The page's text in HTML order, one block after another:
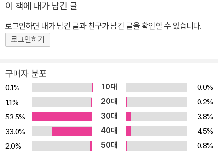
만만해집니다. 이 책에는 엄마표 영어를 오랜 기간 진행해 온 엄마들
이 모아 주신 한글 대화를 바탕으로, 세심하게 고르고 고른 80개 상
황별?10개의 베스트 표현씩 총 800개 문장이 수록되어 있습니다.
영어 문장을 고를 때는 일상에서 가장 많이 반복되는 표현들을 담되,
또한 가급적이면 잔소리는 꼭 필요한 만큼으로 줄여 담고, 들으면 행
복해지는 애정 표현과 칭찬 표현을 최대한 살려 담도록 노력하였습니
다. 생활영어가 어렵다면, 딱 800문장만 구구단 외우듯 반복해 보세
요. 엄마표 영어대화는 아이에게 영어회화 자신감을 선물합니다. *
특별부록_양면 월차트 (365 영어 구구단+애정영어 한마디) 엄마와
아이의 365일이 그대로 영어로 담겨 있는 책! 쉬운 생활영어로 아이
이 책에 내가 남긴 글
로그인하면 내가 남긴 글과 친구가 남긴 글을 확인할 수 있습니다.
로그인하기
구매자 분포
0.1% 10대
0.0%
1.1%
20대
0.2%
53.5%
30대
3.8%
33.0%
40대
4.5%
2.0%
50대
0.8%